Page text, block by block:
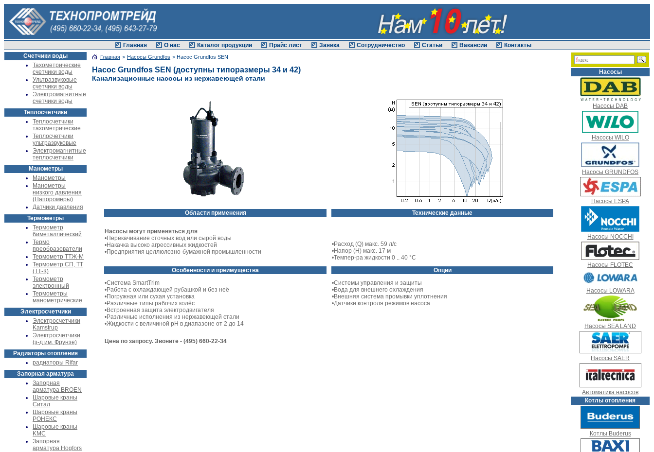
Главная О нас Каталог продукции Прайс лист Заявка Сотрудничество Статьи Вакансии
Контакты
Счетчики воды
Тахометрические
счетчики воды
Ультразвуковые
счетчики воды
Электромагнитные
счетчики воды
Теплосчетчики
Теплосчетчики
тахометрические
Теплосчетчики
ультразвуковые
Электромагнитные
теплосчетчики
Манометры
Манометры
Манометры
низкого давления
(Напоромеры)
Датчики давления
Термометры
Термометр
биметаллический
Термо
преобразователи
Термометр ТТЖ-М
Термометр СП, ТТ
(ТТ-К)
Термометр
электронный
Термометры
манометрические
Электросчетчики
Электросчетчики
Kamstrup
Электросчетчики
(з-д им. Фрунзе)
Радиаторы отопления
радиаторы Rifar
Запорная арматура
Запорная
арматура BROEN
Шаровые краны
Ситал
Шаровые краны
РОНЕКС
Шаровые краны
KMC
Запорная
арматура Hogfors
Главная > Насосы Grundfos > Насос Grundfos SEN
Насос Grundfos SEN (доступны типоразмеры 34 и 42)
Канализационные насосы из нержавеющей стали
Области применения Технические данные
Насосы могут применяться для
•Перекачивание сточных вод или сырой воды
•Накачка высоко агрессивных жидкостей
•Предприятия целлюлозно-бумажной промышленности
•Расход (Q) макс. 59 л/с
•Напор (Н) макс. 17 м
•Темпер-ра жидкости 0 .. 40 °C
Особенности и преимущества
Опции
•Система SmartTrim
•Работа с охлаждающей рубашкой и без неё
•Погружная или сухая установка
•Различные типы рабочих колёс
•Встроенная защита электродвигателя
•Различные исполнения из нержавеющей стали
•Жидкости с величиной pH в диапазоне от 2 до 14
•Системы управления и защиты
•Вода для внешнего охлаждения
•Внешняя система промывки уплотнения
•Датчики контроля режимов насоса
Цена по запросу. Звоните - (495) 660-22-34
Насосы
Насосы DAB
Насосы WILO
Насосы GRUNDFOS
Насосы ESPA
Насосы NOCCHI
Насосы FLOTEC
Насосы LOWARA
Насосы SEA LAND
Насосы SAER
Автоматика насосов
Котлы отопления
Котлы Buderus